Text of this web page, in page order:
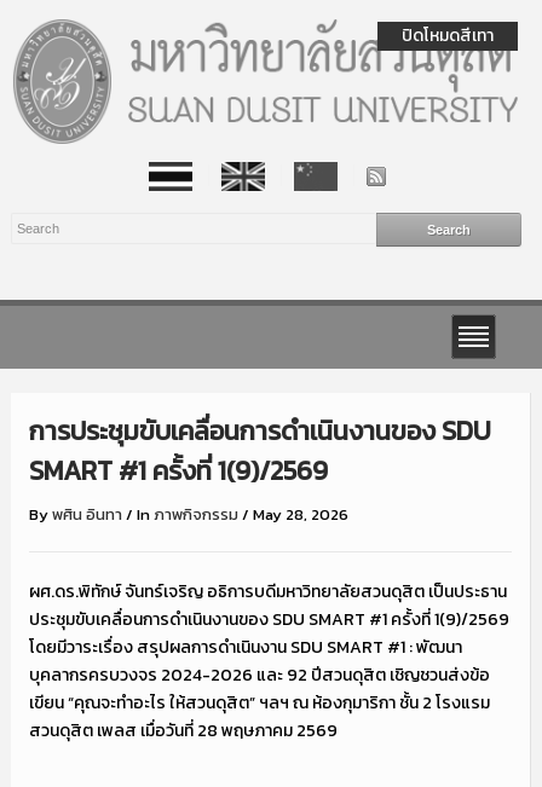
การประชุมขับเคลื่อนการดำเนินงานของ SDU
SMART #1 ครั้งที่ 1(9)/2569
Byพศิน อินทา/ Inภาพกิจกรรม / May 28, 2026
ผศ.ดร.พิทักษ์ จันทร์เจริญ อธิการบดีมหาวิทยาลัยสวนดุสิต เป็นประธาน
ประชุมขับเคลื่อนการดำเนินงานของ SDU SMART #1 ครั้งที่ 1(9)/2569
โดยมีวาระเรื่อง สรุปผลการดำเนินงาน SDU SMART #1 : พัฒนา
บุคลากรครบวงจร 2024-2026 และ 92 ปีสวนดุสิต เชิญชวนส่งข้อ
เขียน “คุณจะทำอะไร ให้สวนดุสิต” ฯลฯ ณ ห้องกุมาริกา ชั้น 2 โรงแรม
สวนดุสิต เพลส เมื่อวันที่ 28 พฤษภาคม 2569
ปิดโหมดสีเทา